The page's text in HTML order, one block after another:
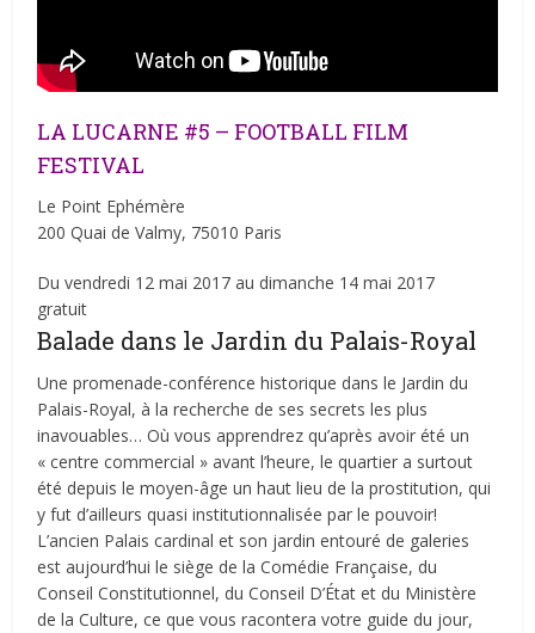
LA LUCARNE #5 – FOOTBALL FILM
FESTIVAL
Le Point Ephémère
200 Quai de Valmy, 75010 Paris
Du vendredi 12 mai 2017 au dimanche 14 mai 2017
gratuit
Balade dans le Jardin du Palais-Royal
Une promenade-conférence historique dans le Jardin du
Palais-Royal, à la recherche de ses secrets les plus
inavouables… Où vous apprendrez qu’après avoir été un
« centre commercial » avant l’heure, le quartier a surtout
été depuis le moyen-âge un haut lieu de la prostitution, qui
y fut d’ailleurs quasi institutionnalisée par le pouvoir!
L’ancien Palais cardinal et son jardin entouré de galeries
est aujourd’hui le siège de la Comédie Française, du
Conseil Constitutionnel, du Conseil D’État et du Ministère
de la Culture, ce que vous racontera votre guide du jour,